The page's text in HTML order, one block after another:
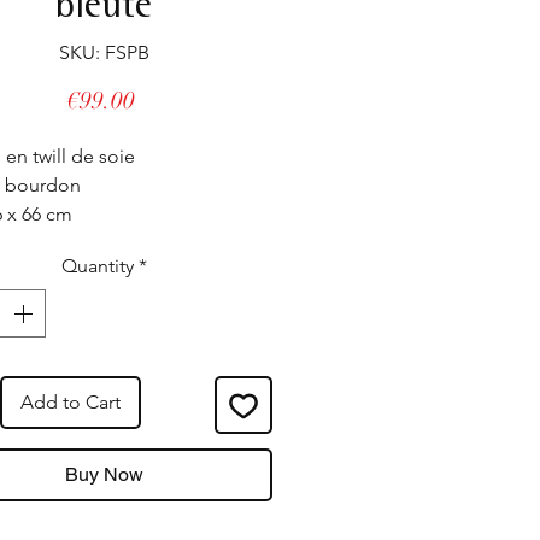
bleuté
SKU: FSPB
€99.00Price
en twill de soie
bourdon
x 66 cm
exclusif de la graphiste
Quantity *
Add to Cart
Buy Now